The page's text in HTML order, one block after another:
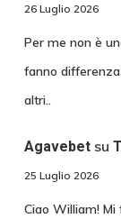
26 Luglio 2026
Per me non è
fanno
altri..
Agavebetsu
25 Luglio 2026
Ciao William!